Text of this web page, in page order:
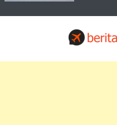
Travelbiz